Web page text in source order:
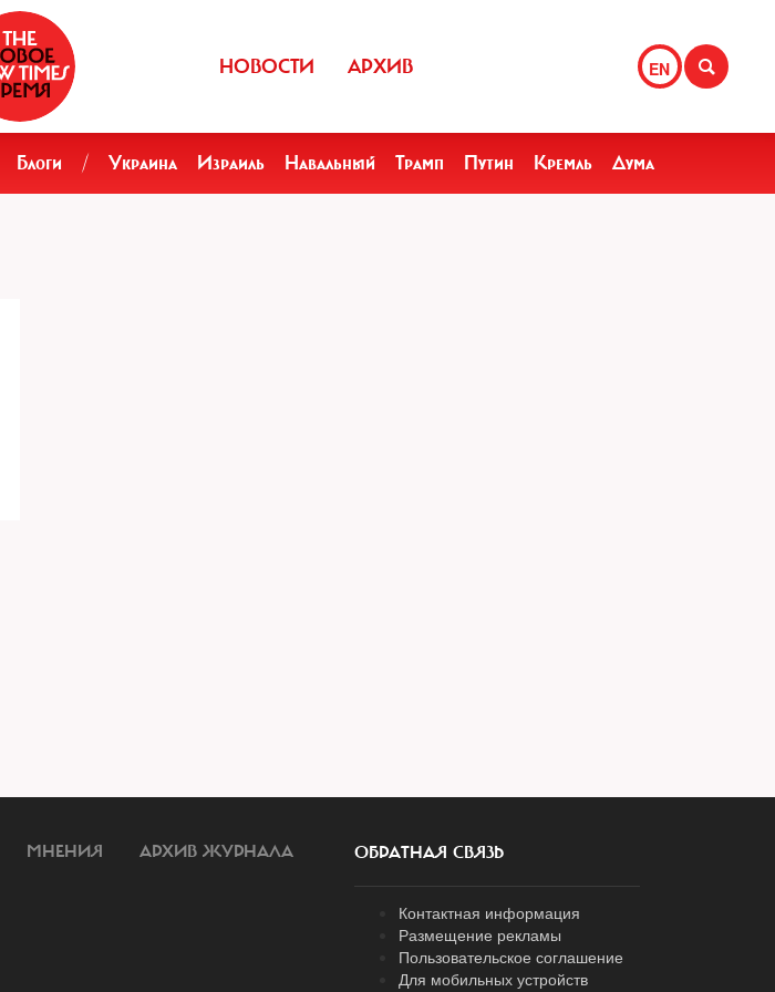
EN
НОВОСТИ АРХИВ
Блоги / Украина Израиль Навальный Трамп Путин Кремль Дума
МНЕНИЯ АРХИВ ЖУРНАЛА ОБРАТНАЯ СВЯЗЬ
Контактная информация
Размещение рекламы
Пользовательское соглашение
Для мобильных устройств